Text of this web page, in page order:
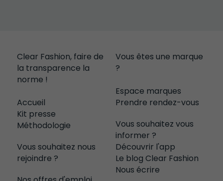
Clear Fashion, faire de
la transparence la
norme !
Accueil
Kit presse
Méthodologie
Vous souhaitez nous
rejoindre ?
Vous êtes une marque
?
Espace marques
Prendre rendez-vous
Vous souhaitez vous
informer ?
Découvrir l'app
Le blog Clear Fashion
Nous écrire